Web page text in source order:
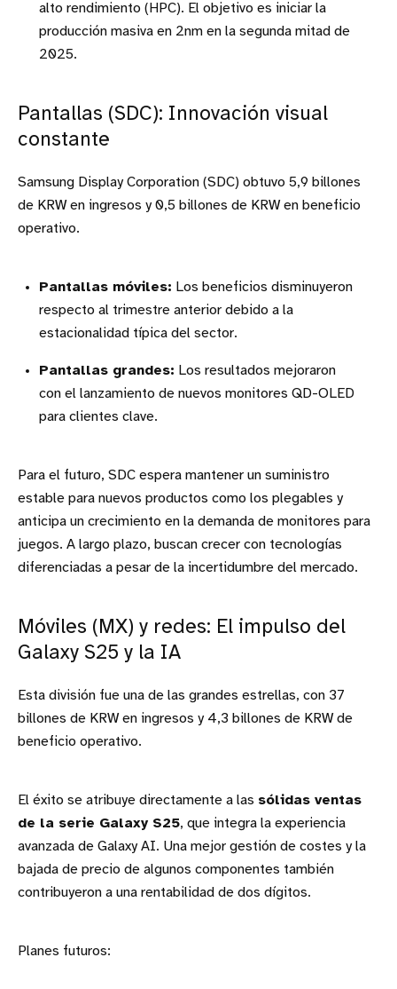
alto rendimiento (HPC). El objetivo es iniciar la
producción masiva en 2nm en la segunda mitad de
2025.
Pantallas (SDC): Innovación visual
constante
Samsung Display Corporation (SDC) obtuvo 5,9 billones
de KRW en ingresos y 0,5 billones de KRW en beneficio
operativo.
Pantallas móviles: Los beneficios disminuyeron
respecto al trimestre anterior debido a la
estacionalidad típica del sector.
Pantallas grandes: Los resultados mejoraron
con el lanzamiento de nuevos monitores QD-OLED
para clientes clave.
Para el futuro, SDC espera mantener un suministro
estable para nuevos productos como los plegables y
anticipa un crecimiento en la demanda de monitores para
juegos. A largo plazo, buscan crecer con tecnologías
diferenciadas a pesar de la incertidumbre del mercado.
Móviles (MX) y redes: El impulso del
Galaxy S25 y la IA
Esta división fue una de las grandes estrellas, con 37
billones de KRW en ingresos y 4,3 billones de KRW de
beneficio operativo.
El éxito se atribuye directamente a las sólidas ventas
de la serie Galaxy S25, que integra la experiencia
avanzada de Galaxy AI. Una mejor gestión de costes y la
bajada de precio de algunos componentes también
contribuyeron a una rentabilidad de dos dígitos.
Planes futuros: